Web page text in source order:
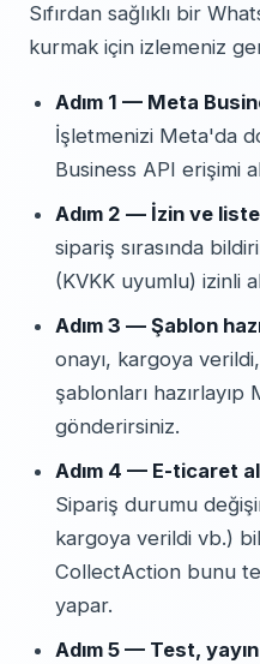
Sıfırdan sağlıklı bir
kurmak için izlemeniz
Adım 1 — Meta
İşletmenizi Meta'da
Business API erişimi
Adım 2 — İzin ve
sipariş sırasında
(KVKK uyumlu) izinli
Adım 3 — Şablon
onayı, kargoya
şablonları hazırlayıp
gönderirsiniz.
Adım 4 — E-ticaret
Sipariş durumu
kargoya verildi vb.)
CollectAction bunu
yapar.
Adım 5 — Test,